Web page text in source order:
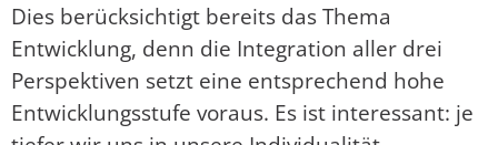
Dies berücksichtigt bereits das Thema
Entwicklung, denn die Integration aller drei
Perspektiven setzt eine entsprechend hohe
Entwicklungsstufe voraus. Es ist interessant: je